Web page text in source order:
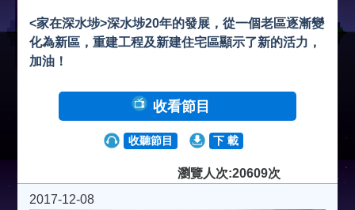
<家在深水埗>深水埗20年的發展，從一個老區逐漸變
化為新區，重建工程及新建住宅區顯示了新的活力，
加油！
收看節目
收聽節目 下 載
瀏覽人次:20609次
2017-12-08